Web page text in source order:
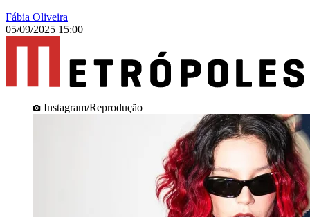
Fábia Oliveira
05/09/2025 15:00
Instagram/Reprodução